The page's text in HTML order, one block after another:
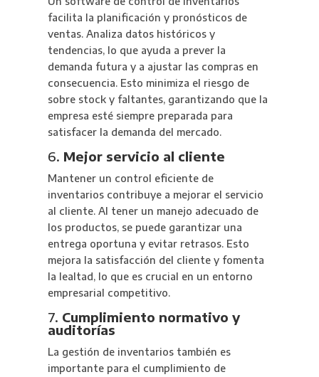
facilita la planificación y pronósticos de
ventas. Analiza datos históricos y
tendencias, lo que ayuda a prever la
demanda futura y a ajustar las compras en
consecuencia. Esto minimiza el riesgo de
sobre stock y faltantes, garantizando que la
empresa esté siempre preparada para
satisfacer la demanda del mercado.
6. Mejor servicio al cliente
Mantener un control eficiente de
inventarios contribuye a mejorar el servicio
al cliente. Al tener un manejo adecuado de
los productos, se puede garantizar una
entrega oportuna y evitar retrasos. Esto
mejora la satisfacción del cliente y fomenta
la lealtad, lo que es crucial en un entorno
empresarial competitivo.
7. Cumplimiento normativo y
auditorías
La gestión de inventarios también es
importante para el cumplimiento de